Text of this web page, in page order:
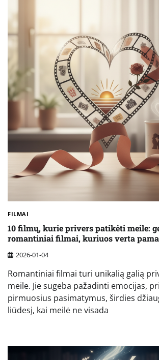
FILMAI
10 filmų, kurie privers patikėti meile:
romantiniai filmai, kuriuos verta
2026-01-04
Romantiniai filmai turi unikalią galią
meile. Jie sugeba pažadinti emocijas,
pirmuosius pasimatymus, širdies
liūdesį, kai meilė ne visada